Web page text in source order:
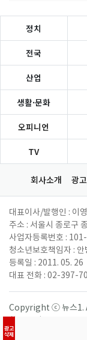
광고
삭제
정치
전국
산업
생활·문화
오피니언
TV
회사소개 광
대표이사/발행인 : 이
주소 : 서울시 종로구
사업자등록번호 :
청소년보호책임자 : 안
등록일 : 2011. 05. 26
대표 전화 : 02-397-
Copyright ⓒ 뉴스1.
활용 금지.